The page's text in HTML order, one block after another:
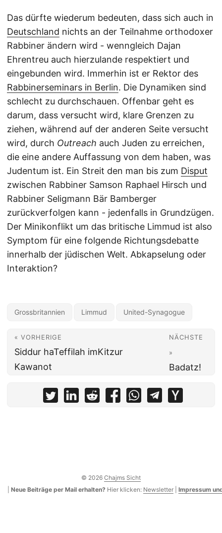
Das dürfte wiederum bedeuten, dass sich auch in
Deutschland nichts an der Teilnahme orthodoxer
Rabbiner ändern wird - wenngleich Dajan
Ehrentreu auch hierzulande respektiert und
eingebunden wird. Immerhin ist er Rektor des
Rabbinerseminars in Berlin. Die Dynamiken sind
schlecht zu durchschauen. Offenbar geht es
darum, dass versucht wird, klare Grenzen zu
ziehen, während auf der anderen Seite versucht
wird, durch Outreach auch Juden zu erreichen,
die eine andere Auffassung von dem haben, was
Judentum ist. Ein Streit den man bis zum Disput
zwischen Rabbiner Samson Raphael Hirsch und
Rabbiner Seligmann Bär Bamberger
zurückverfolgen kann - jedenfalls in Grundzügen.
Der Minikonflikt um das britische Limmud ist also
Symptom für eine folgende Richtungsdebatte
innerhalb der jüdischen Welt. Abkapselung oder
Interaktion?
Grossbritannien Limmud United-Synagogue
« VORHERIGE
Siddur haTeffilah imKitzur
Kawanot
NÄCHSTE
»
Badatz!
© 2026 Chajms Sicht
Neue Beiträge per Mail erhalten? Hier klicken: Newsletter Impressum